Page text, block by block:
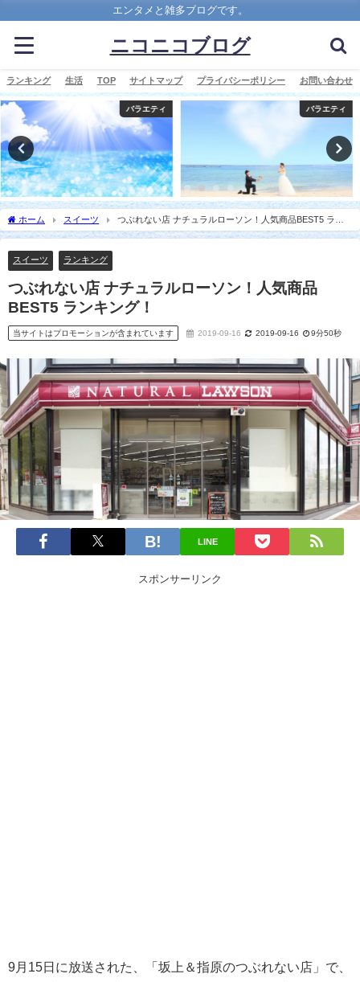
エンタメと雑多ブログです。
ニコニコブログ
ランキング 生活 TOP サイトマップ プライバシーポリシー お問い合わせ
バラエティ スポーツ
ホーム スイーツ
つぶれない店 ナチュラルローソン！人気商品BEST5 ラン
キング！
スイーツ ランキング
つぶれない店 ナチュラルローソン！人気商品
BEST5 ランキング！
当サイトはプロモーションが含まれています 2019-09-16 2019-09-16 9分50秒
LINE
スポンサーリンク
9月15日に放送された、「坂上＆指原のつぶれない店」で、